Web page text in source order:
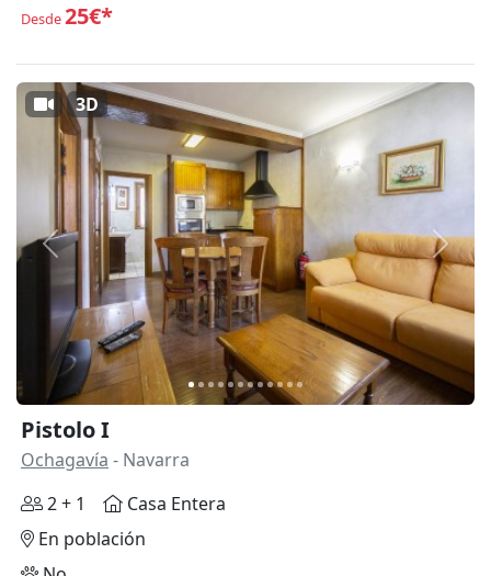
Desde25€*
Anterior
3D
Pistolo I
Ochagavía - Navarra
2 + 1
Casa Entera
En población